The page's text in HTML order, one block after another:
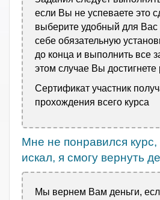
если Вы не успеваете это
выберите удобный для
себе обязательную
до конца и выполнить все
этом случае Вы достигнете
Сертификат участник
прохождения всего курса
Мне не понравился курс,
искал, я смогу вернуть
Мы вернем Вам деньги,